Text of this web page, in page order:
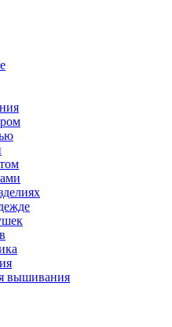
вышивания